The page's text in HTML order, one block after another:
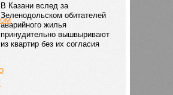
В Казани вслед за
Зеленодольском обитателей
аварийного жилья
принудительно вышвыривают
из квартир без их согласия